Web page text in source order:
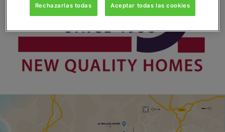
Rechazarlas todas Aceptar todas las cookies